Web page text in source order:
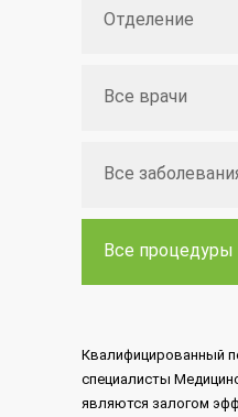
Отделение
Все врачи
Все
Все процедуры
Квалифицированный
специалисты
являются залогом